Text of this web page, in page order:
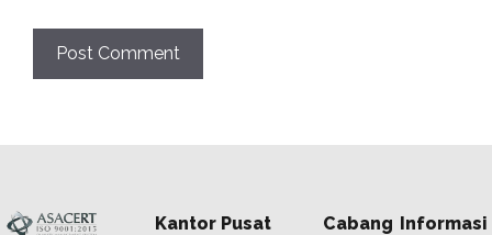
Kantor Pusat Cabang Informasi